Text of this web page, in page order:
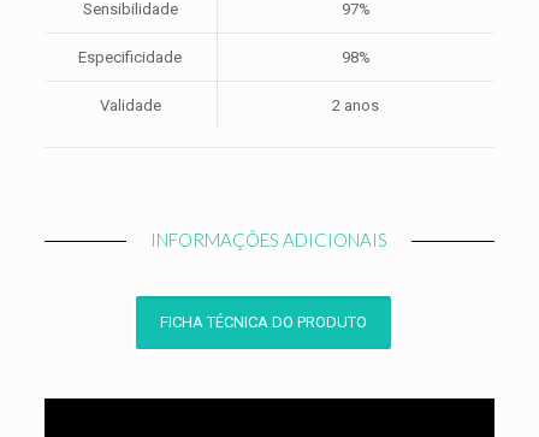
Sensibilidade 97%
Especificidade 98%
Validade 2 anos
INFORMAÇÕES ADICIONAIS
FICHA TÉCNICA DO PRODUTO